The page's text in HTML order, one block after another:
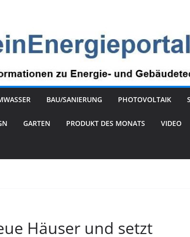
BAU/SANIERUNG PHOTOVOLTAIK
GARTEN PRODUKT DES MONATS VIDEO
Häuser und setzt